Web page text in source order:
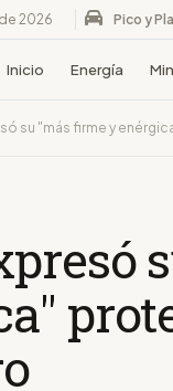
2026 Pico y
Inicio Energía
su "más firme y